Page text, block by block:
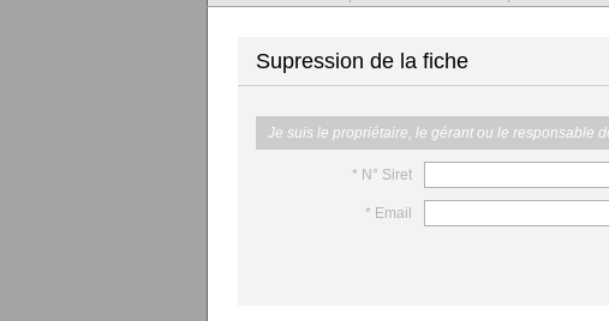
Supression de la fiche
Je suis le propriétaire, le gérant ou le responsable
* N° Siret
* Email